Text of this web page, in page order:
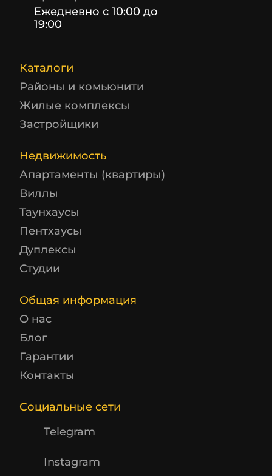
Ежедневно с 10:00 до
19:00
Каталоги
Районы и комьюнити
Жилые комплексы
Застройщики
Недвижимость
Апартаменты (квартиры)
Виллы
Таунхаусы
Пентхаусы
Дуплексы
Студии
Общая информация
О нас
Блог
Гарантии
Контакты
Социальные сети
Telegram
Instagram